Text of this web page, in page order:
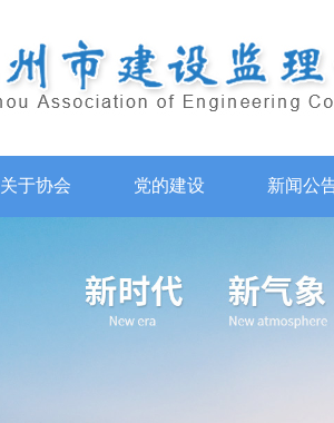
关于协会 党的建设 新闻公